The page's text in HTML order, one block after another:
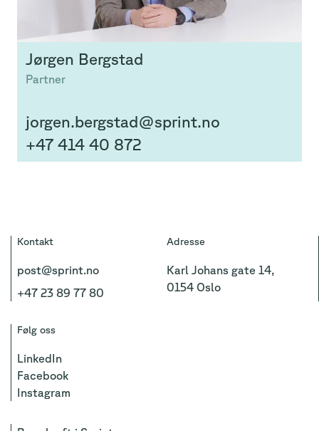
Jørgen Bergstad
Partner
jorgen.bergstad@sprint.no
+47 414 40 872
Kontakt
post@sprint.no
+47 23 89 77 80
Adresse
Karl Johans gate 14,
0154 Oslo
Følg oss
LinkedIn
Facebook
Instagram